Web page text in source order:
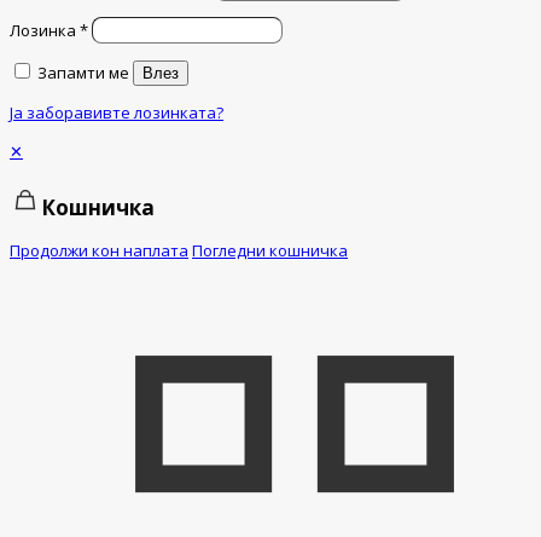
Лозинка *
Запамти ме
Влез
Ја заборавивте лозинката?
✕
Кошничка
Продолжи кон наплата Погледни кошничка